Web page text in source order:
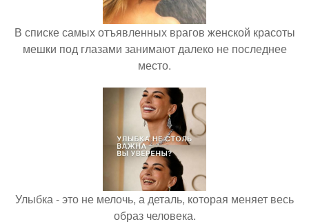
В списке самых отъявленных врагов женской красоты
мешки под глазами занимают далеко не последнее
место.
Улыбка - это не мелочь, а деталь, которая меняет весь
образ человека.